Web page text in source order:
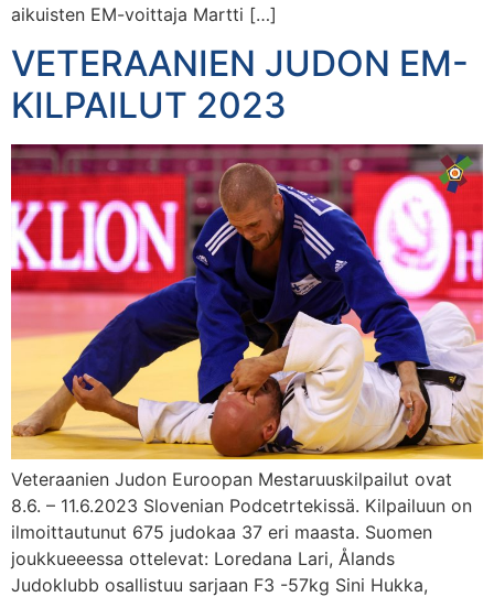
aikuisten EM-voittaja Martti […]
VETERAANIEN JUDON EM-
KILPAILUT 2023
Veteraanien Judon Euroopan Mestaruuskilpailut ovat
8.6. – 11.6.2023 Slovenian Podcetrtekissä. Kilpailuun on
ilmoittautunut 675 judokaa 37 eri maasta. Suomen
joukkueeessa ottelevat: Loredana Lari, Ålands
Judoklubb osallistuu sarjaan F3 -57kg Sini Hukka,